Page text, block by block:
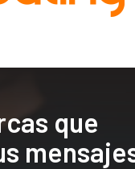
que